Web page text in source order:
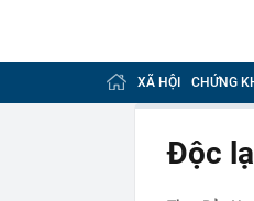
XÃ HỘI CHỨNG
Độc